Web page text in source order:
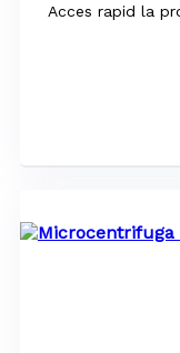
Acces rapid la